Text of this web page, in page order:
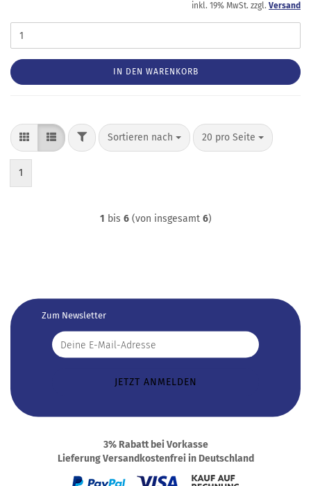
inkl. 19% MwSt. zzgl. Versand
IN DEN WARENKORB
FILTERSortieren nach
Sortieren nach 20 pro Seite
pro Seite
1
1 bis 6(von insgesamt 6)
Zum Newsletter
3% Rabatt bei Vorkasse
Lieferung Versandkostenfrei in Deutschland